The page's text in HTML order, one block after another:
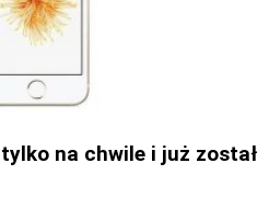
na chwile i już został